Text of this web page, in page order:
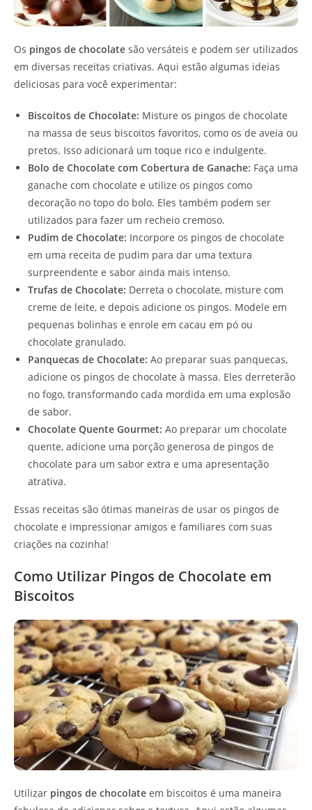
Os pingos de chocolate são versáteis e podem ser utilizados
em diversas receitas criativas. Aqui estão algumas ideias
deliciosas para você experimentar:
Biscoitos de Chocolate: Misture os pingos de chocolate
na massa de seus biscoitos favoritos, como os de aveia ou
pretos. Isso adicionará um toque rico e indulgente.
Bolo de Chocolate com Cobertura de Ganache: Faça uma
ganache com chocolate e utilize os pingos como
decoração no topo do bolo. Eles também podem ser
utilizados para fazer um recheio cremoso.
Pudim de Chocolate: Incorpore os pingos de chocolate
em uma receita de pudim para dar uma textura
surpreendente e sabor ainda mais intenso.
Trufas de Chocolate: Derreta o chocolate, misture com
creme de leite, e depois adicione os pingos. Modele em
pequenas bolinhas e enrole em cacau em pó ou
chocolate granulado.
Panquecas de Chocolate: Ao preparar suas panquecas,
adicione os pingos de chocolate à massa. Eles derreterão
no fogo, transformando cada mordida em uma explosão
de sabor.
Chocolate Quente Gourmet: Ao preparar um chocolate
quente, adicione uma porção generosa de pingos de
chocolate para um sabor extra e uma apresentação
atrativa.
Essas receitas são ótimas maneiras de usar os pingos de
chocolate e impressionar amigos e familiares com suas
criações na cozinha!
Como Utilizar Pingos de Chocolate em
Biscoitos
Utilizar pingos de chocolate em biscoitos é uma maneira